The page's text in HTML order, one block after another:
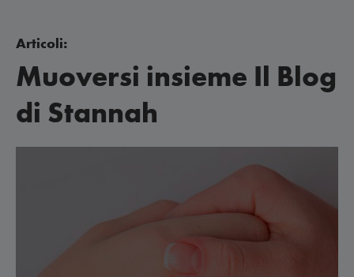
Articoli:
Muoversi insieme Il Blog
di Stannah